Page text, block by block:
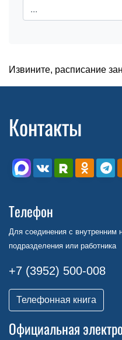
Извините, расписание
Контакты
Телефон
Для соединения с внутренним
подразделения или работника
+7 (3952) 500-008
Телефонная книга
Официальная